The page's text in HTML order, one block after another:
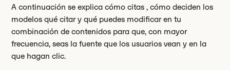
A continuación se explica cómo citas , cómo deciden los
modelos qué citar y qué puedes modificar en tu
combinación de contenidos para que, con mayor
frecuencia, seas la fuente que los usuarios vean y en la
que hagan clic.